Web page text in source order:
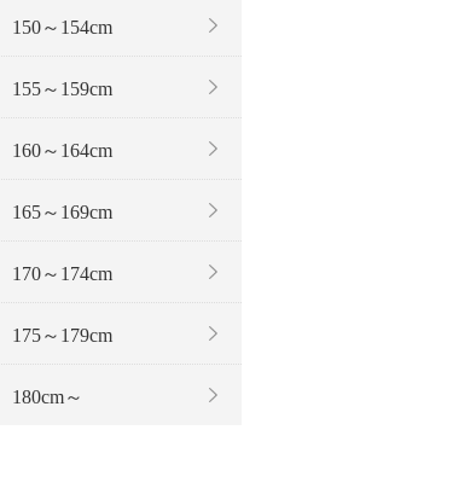
150～154cm
155～159cm
160～164cm
165～169cm
170～174cm
175～179cm
180cm～